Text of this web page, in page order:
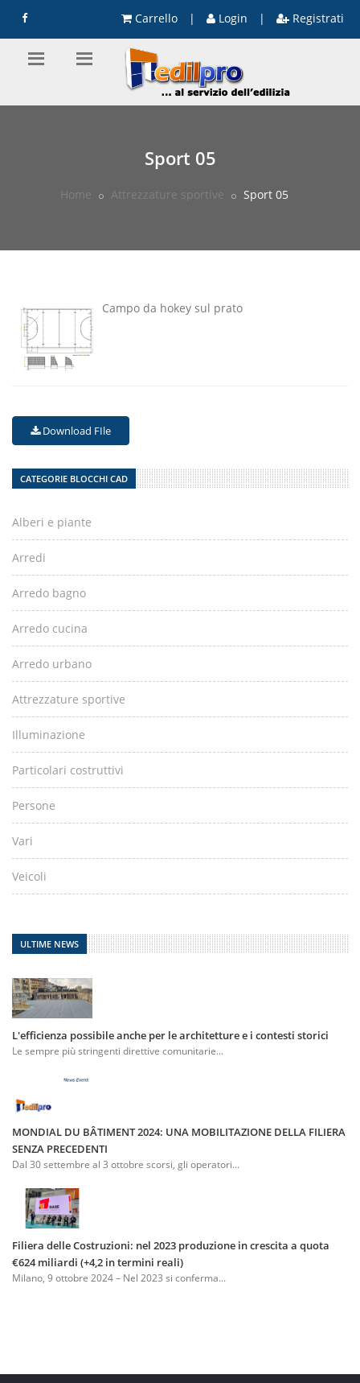
Carrello | Login | Registrati
Sport 05
Home Attrezzature sportive Sport 05
Campo da hokey sul prato
Download FIle
CATEGORIE BLOCCHI CAD
Alberi e piante
Arredi
Arredo bagno
Arredo cucina
Arredo urbano
Attrezzature sportive
Illuminazione
Particolari costruttivi
Persone
Vari
Veicoli
ULTIME NEWS
L'efficienza possibile anche per le architetture e i contesti storici
Le sempre più stringenti direttive comunitarie...
MONDIAL DU BÂTIMENT 2024: UNA MOBILITAZIONE DELLA FILIERA
SENZA PRECEDENTI
Dal 30 settembre al 3 ottobre scorsi, gli operatori...
Filiera delle Costruzioni: nel 2023 produzione in crescita a quota
€624 miliardi (+4,2 in termini reali)
Milano, 9 ottobre 2024 – Nel 2023 si conferma...